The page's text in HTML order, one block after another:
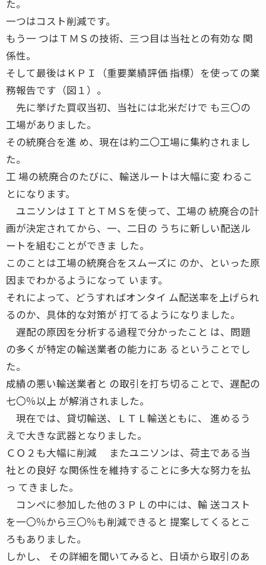
た。
一つはコスト削減です。
もう一 つはＴＭＳの技術、三つ目は当社との有効な 関
係性。
そして最後はＫＰＩ（重要業績評価 指標）を使っての業
務報告です（図１）。
先に挙げた買収当初、当社には北米だけで も三〇の
工場がありました。
その統廃合を進 め、現在は約二〇工場に集約されまし
た。
工 場の統廃合のたびに、輸送ルートは大幅に変 わるこ
とになります。
ユニソンはＩＴとＴＭＳを使って、工場の 統廃合の計
画が決定されてから、一、二日の うちに新しい配送ル
ートを組むことができま した。
このことは工場の統廃合をスムーズに のか、といった原
因までわかるようになって います。
それによって、どうすればオンタイ ム配送率を上げられ
るのか、具体的な対策が 打てるようになりました。
遅配の原因を分析する過程で分かったこと は、問題
の多くが特定の輸送業者の能力にあ るということでし
た。
成績の悪い輸送業者と の取引を打ち切ることで、遅配の
七〇％以上 が解消されました。
現在では、貸切輸送、ＬＴＬ輸送ともに、 進めるう
えで大きな武器となりました。
ＣＯ２も大幅に削減 またユニソンは、荷主である当
社との良好 な関係性を維持することに多大な努力を払
っ てきました。
コンペに参加した他の３ＰＬの中には、輸 送コスト
を一〇％から三〇％も削減できると 提案してくるとこ
ろもありました。
しかし、 その詳細を聞いてみると、日頃から取引のあ